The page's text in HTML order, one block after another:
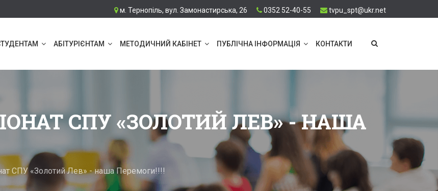
м. Тернопіль, вул. Замонастирська, 26 0352 52-40-55 tvpu_spt@ukr.net
АБІТУРІЄНТАМ МЕТОДИЧНИЙ КАБІНЕТ ПУБЛІЧНА ІНФОРМАЦІЯ КОНТАКТИ
СПУ «ЗОЛОТИЙ ЛЕВ» - НАША
СПУ «Золотий Лев» - наша Перемоги!!!!